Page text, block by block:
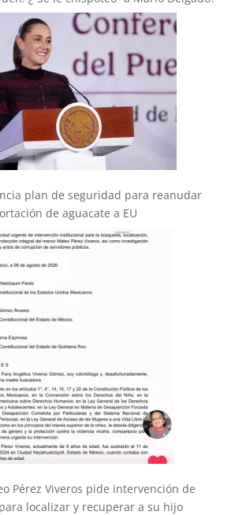
plan de seguridad para reanudar
de aguacate a EU
Pérez Viveros pide intervención de
localizar y recuperar a su hijo